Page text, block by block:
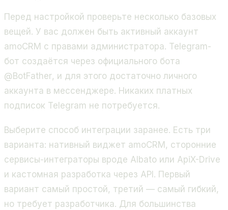
Перед настройкой проверьте несколько базовых
вещей. У вас должен быть активный аккаунт
amoCRM с правами администратора. Telegram-
бот создаётся через официального бота
@BotFather, и для этого достаточно личного
аккаунта в мессенджере. Никаких платных
подписок Telegram не потребуется.
Выберите способ интеграции заранее. Есть три
варианта: нативный виджет amoCRM, сторонние
сервисы-интеграторы вроде Albato или ApiX-Drive
и кастомная разработка через API. Первый
вариант самый простой, третий — самый гибкий,
но требует разработчика. Для большинства